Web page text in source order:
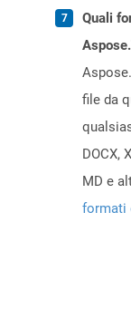
Quali
file da
DOCX,
MD e
formati